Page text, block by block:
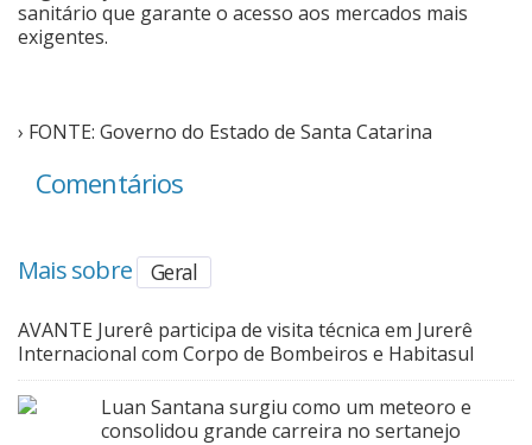
sanitário que garante o acesso aos mercados mais
exigentes.
› FONTE: Governo do Estado de Santa Catarina
Comentários
Mais sobre Geral
AVANTE Jurerê participa de visita técnica em Jurerê
Internacional com Corpo de Bombeiros e Habitasul
Luan Santana surgiu como um meteoro e
consolidou grande carreira no sertanejo